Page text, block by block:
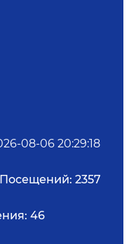
08-06 20:29:18
2357
46